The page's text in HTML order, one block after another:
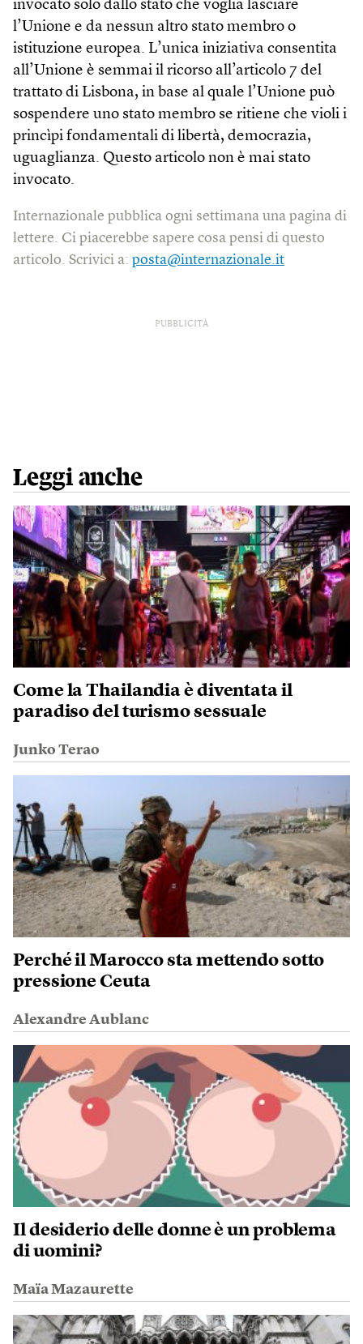
invocato solo dallo stato che voglia lasciare
l’Unione e da nessun altro stato membro o
istituzione europea. L’unica iniziativa consentita
all’Unione è semmai il ricorso all’articolo 7 del
trattato di Lisbona, in base al quale l’Unione può
sospendere uno stato membro se ritiene che violi i
princìpi fondamentali di libertà, democrazia,
uguaglianza. Questo articolo non è mai stato
invocato.
Internazionale pubblica ogni settimana una pagina di
lettere. Ci piacerebbe sapere cosa pensi di questo
articolo. Scrivici a: posta@internazionale.it
PUBBLICITÀ
Leggi anche
Come la Thailandia è diventata il
paradiso del turismo sessuale
Junko Terao
Perché il Marocco sta mettendo sotto
pressione Ceuta
Alexandre Aublanc
Il desiderio delle donne è un problema
di uomini?
Maïa Mazaurette